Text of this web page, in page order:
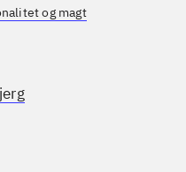
og magt